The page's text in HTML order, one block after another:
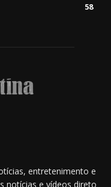
58
entretenimento e
notícias e vídeos direto